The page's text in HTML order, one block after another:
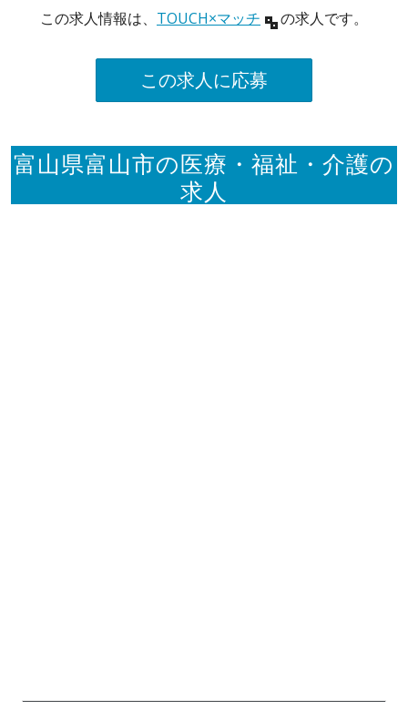
この求人情報は、 TOUCH×マッチ の求人です。
この求人に応募
富山県富山市の医療・福祉・介護の
求人